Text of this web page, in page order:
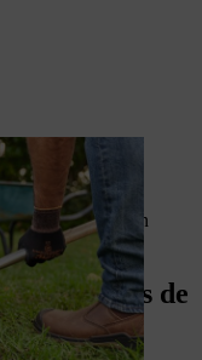
épaisseur de 6 à
comme pour un
de